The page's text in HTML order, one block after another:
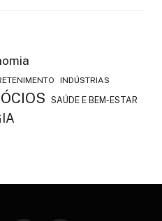
INDÚSTRIAS
SAÚDE E BEM-ESTAR